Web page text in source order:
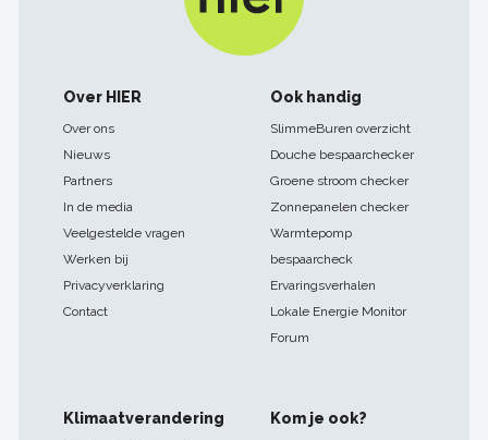
Footer
navigatie
Over HIER
Over ons
Nieuws
Partners
In de media
Veelgestelde vragen
Werken bij
Privacyverklaring
Contact
Ook handig
SlimmeBuren overzicht
Douche bespaarchecker
Groene stroom checker
Zonnepanelen checker
Warmtepomp
bespaarcheck
Ervaringsverhalen
Lokale Energie Monitor
Forum
Klimaatverandering Kom je ook?